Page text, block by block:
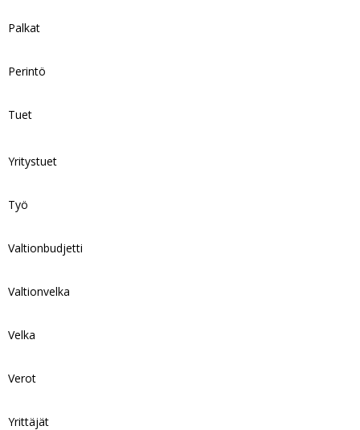
Palkat
Perintö
Tuet
Yritystuet
Työ
Valtionbudjetti
Valtionvelka
Velka
Verot
Yrittäjät